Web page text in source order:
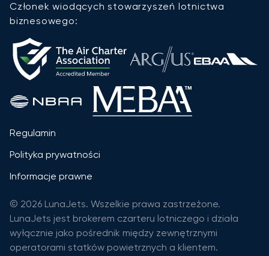
Członek wiodących stowarzyszeń lotnictwa
biznesowego:
Regulamin
Polityka prywatności
Informacje prawne
© 2026 LunaJets. Wszelkie prawa zastrzeżone.
LunaJets jest brokerem czarteru lotniczego i działa
wyłącznie jako pośrednik między zewnętrznymi
operatorami statków powietrznych a klientem.